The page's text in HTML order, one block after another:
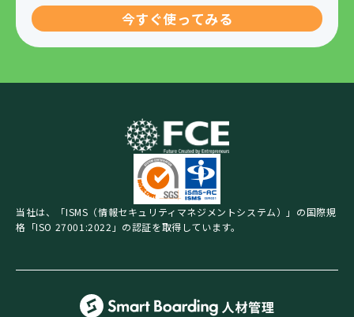
当社は、「ISMS（情報セキュリティマネジメントシステム）」の国際規
格「ISO 27001:2022」の認証を取得しています。